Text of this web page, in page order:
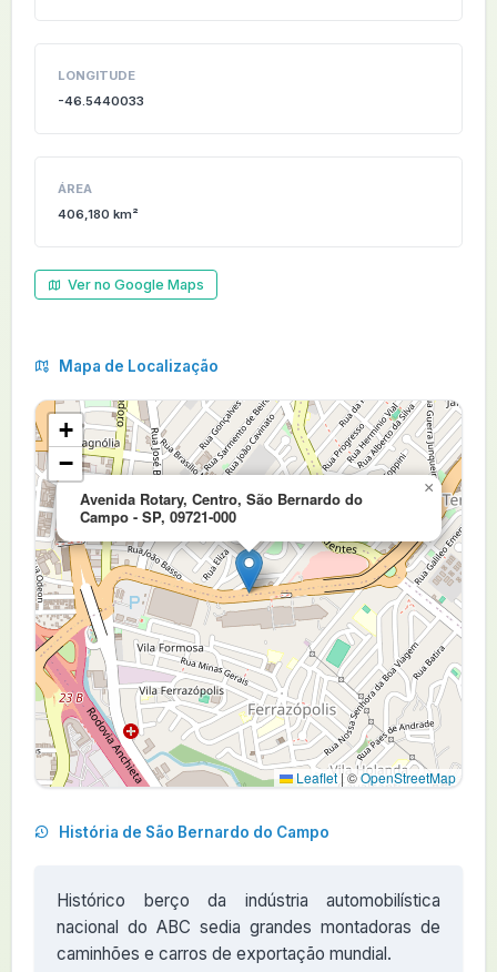
LONGITUDE
-46.5440033
ÁREA
406,180 km²
Ver no Google Maps
Mapa de Localização
Avenida Rotary, Centro, São Bernardo do
Campo - SP, 09721-000
×
+
−
Leaflet |©OpenStreetMap
História de São Bernardo do Campo
Histórico berço da indústria automobilística
nacional do ABC sedia grandes montadoras de
caminhões e carros de exportação mundial.